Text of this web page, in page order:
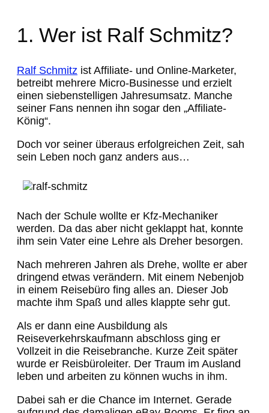
1. Wer ist Ralf Schmitz?
Ralf Schmitz ist Affiliate- und Online-Marketer,
betreibt mehrere Micro-Businesse und erzielt
einen siebenstelligen Jahresumsatz. Manche
seiner Fans nennen ihn sogar den „Affiliate-
König“.
Doch vor seiner überaus erfolgreichen Zeit, sah
sein Leben noch ganz anders aus…
Nach der Schule wollte er Kfz-Mechaniker
werden. Da das aber nicht geklappt hat, konnte
ihm sein Vater eine Lehre als Dreher besorgen.
Nach mehreren Jahren als Drehe, wollte er aber
dringend etwas verändern. Mit einem Nebenjob
in einem Reisebüro fing alles an. Dieser Job
machte ihm Spaß und alles klappte sehr gut.
Als er dann eine Ausbildung als
Reiseverkehrskaufmann abschloss ging er
Vollzeit in die Reisebranche. Kurze Zeit später
wurde er Reisbüroleiter. Der Traum im Ausland
leben und arbeiten zu können wuchs in ihm.
Dabei sah er die Chance im Internet. Gerade